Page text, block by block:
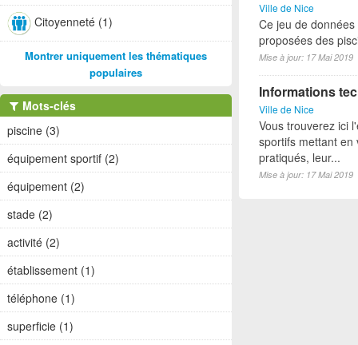
Ville de Nice
Ce jeu de
proposées des
Mise à jour: 17 Mai 2019
Informations
Ville de Nice
Vous trouverez ici
sportifs mettant en
pratiqués, leur...
Mise à jour: 17 Mai 2019
Citoyenneté (1)
Montrer uniquement les thématiques
populaires
Mots-clés
piscine (3)
équipement sportif (2)
équipement (2)
stade (2)
activité (2)
établissement (1)
téléphone (1)
superficie (1)